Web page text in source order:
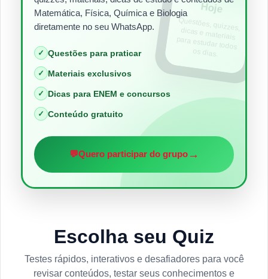
Matemática, Física, Química e Biologia
diretamente no seu WhatsApp.
✓ Questões para praticar
✓ Materiais exclusivos
✓ Dicas para ENEM e concursos
✓ Conteúdo gratuito
💬Quero participar do grupo→
Hoje
Questões, quizzes,
dicas e materiais
para estudar todos
os dias.
Escolha seu Quiz
Testes rápidos, interativos e desafiadores para você
revisar conteúdos, testar seus conhecimentos e